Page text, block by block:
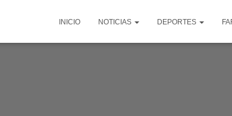
INICIO NOTICIAS DEPORTES